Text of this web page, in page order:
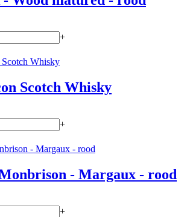
+
Scotch Whisky
+
- Margaux - rood
+